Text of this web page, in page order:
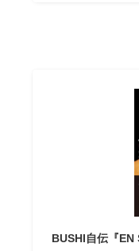
BUSHI自伝『EN